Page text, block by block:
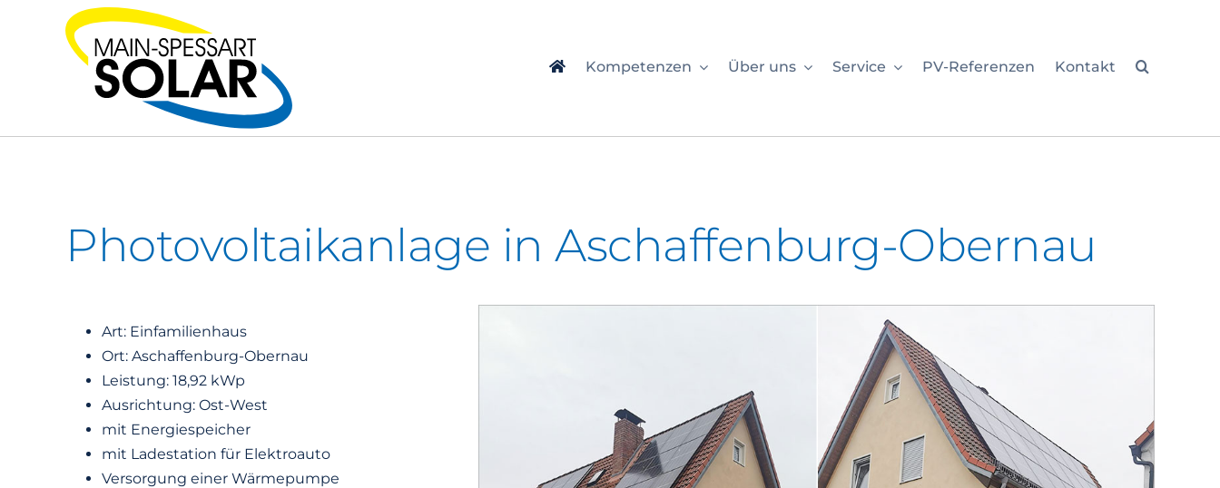
Kompetenzen Über uns Service PV-Referenzen Kontakt
Photovoltaikanlage in Aschaffenburg-Obernau
Art: Einfamilienhaus
Ort: Aschaffenburg-Obernau
Leistung: 18,92 kWp
Ausrichtung: Ost-West
mit Energiespeicher
mit Ladestation für Elektroauto
Versorgung einer Wärmepumpe